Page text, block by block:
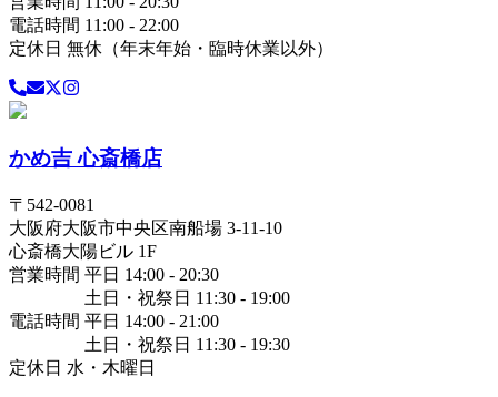
電話時間 11:00 - 22:00
定休日 無休（年末年始・臨時休業以外）
かめ吉 心斎橋店
〒 542-0081
大阪府大阪市中央区南船場 3-11-10
心斎橋大陽ビル 1F
営業時間 平日 14:00 - 20:30
土日・祝祭日 11:30 - 19:00
電話時間 平日 14:00 - 21:00
土日・祝祭日 11:30 - 19:30
定休日 水・木曜日